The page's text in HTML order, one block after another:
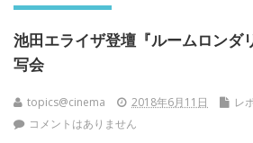
池田エライザ登壇『ルームロンダ
写会
topics@cinema 2018年6月11日
レ
コメントはありません